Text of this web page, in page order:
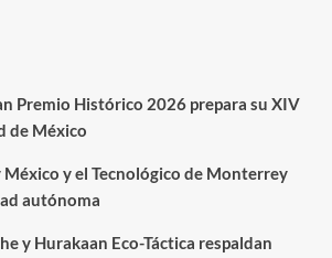
Premio Histórico 2026 prepara su XIV
de México
México y el Tecnológico de Monterrey
autónoma
y Hurakaan Eco-Táctica respaldan